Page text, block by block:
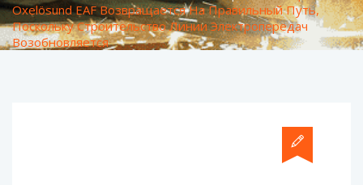
Oxelösund EAF Возвращается На Правильный Путь,
Поскольку Строительство Линии Электропередач
Возобновляется